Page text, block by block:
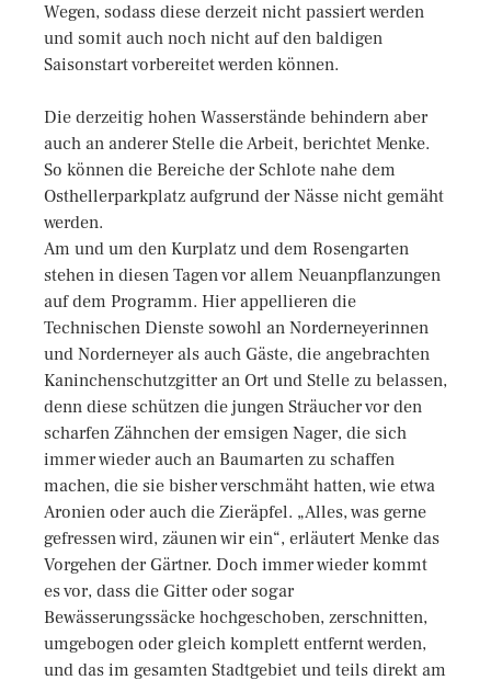
Wegen, sodass diese derzeit nicht passiert werden
und somit auch noch nicht auf den baldigen
Saisonstart vorbereitet werden können.
Die derzeitig hohen Wasserstände behindern aber
auch an anderer Stelle die Arbeit, berichtet Menke.
So können die Bereiche der Schlote nahe dem
Osthellerparkplatz aufgrund der Nässe nicht gemäht
werden.
Am und um den Kurplatz und dem Rosengarten
stehen in diesen Tagen vor allem Neuanpflanzungen
auf dem Programm. Hier appellieren die
Technischen Dienste sowohl an Norderneyerinnen
und Norderneyer als auch Gäste, die angebrachten
Kaninchenschutzgitter an Ort und Stelle zu belassen,
denn diese schützen die jungen Sträucher vor den
scharfen Zähnchen der emsigen Nager, die sich
immer wieder auch an Baumarten zu schaffen
machen, die sie bisher verschmäht hatten, wie etwa
Aronien oder auch die Zieräpfel. „Alles, was gerne
gefressen wird, zäunen wir ein“, erläutert Menke das
Vorgehen der Gärtner. Doch immer wieder kommt
es vor, dass die Gitter oder sogar
Bewässerungssäcke hochgeschoben, zerschnitten,
umgebogen oder gleich komplett entfernt werden,
und das im gesamten Stadtgebiet und teils direkt am